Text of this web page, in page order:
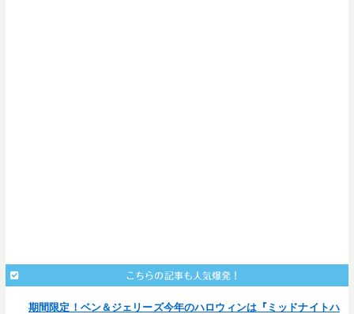
こちらの記事も人気爆発！
期間限定！ベン＆ジェリーズ今年のハロウィンは『ミッドナイトハ